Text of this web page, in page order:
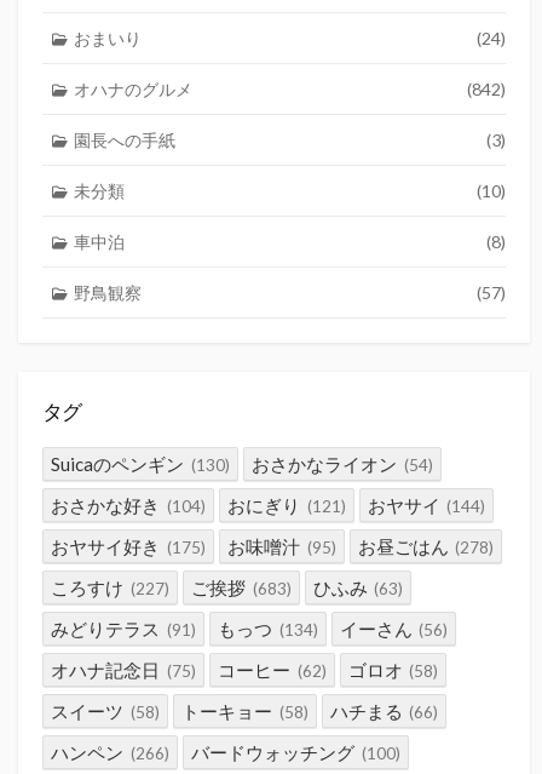
おまいり (24)
オハナのグルメ (842)
園長への手紙 (3)
未分類 (10)
車中泊 (8)
野鳥観察 (57)
タグ
Suicaのペンギン (130) おさかなライオン (54)
おさかな好き (104) おにぎり (121) おヤサイ (144)
おヤサイ好き (175) お味噌汁 (95) お昼ごはん (278)
ころすけ (227) ご挨拶 (683) ひふみ (63)
みどりテラス (91) もっつ (134) イーさん (56)
オハナ記念日 (75) コーヒー (62) ゴロオ (58)
スイーツ (58) トーキョー (58) ハチまる (66)
ハンペン (266) バードウォッチング (100)